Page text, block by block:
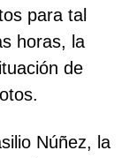
para tal
horas, la
de
Núñez, la